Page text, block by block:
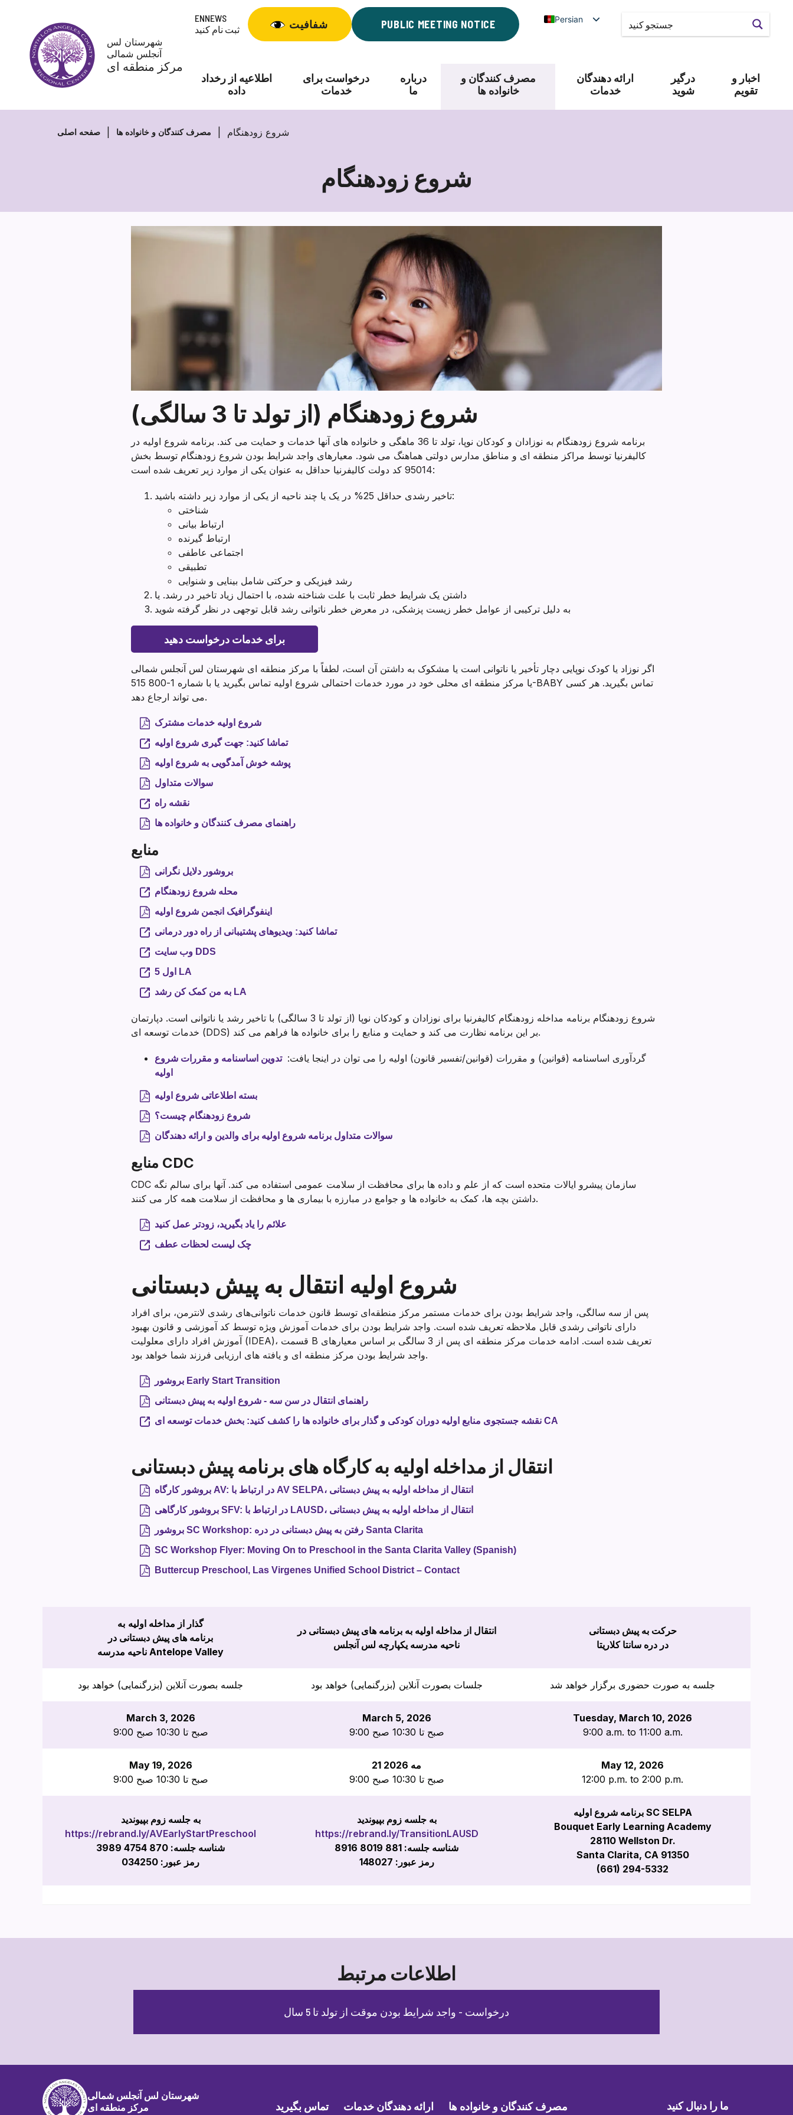
content
شهرستان لس
آنجلس شمالی
مرکز منطقه ای
ENNEWS
ثبت نام کنید
شفافیت PUBLIC MEETING NOTICE Persian
اطلاعیه از رخداد
داده
درخواست برای
خدمات
درباره
ما
مصرف کنندگان و
خانواده ها
ارائه دهندگان
خدمات
درگیر
شوید
اخبار و
تقویم
صفحه اصلی مصرف کنندگان و خانواده ها شروع زودهنگام
شروع زودهنگام
شروع
زودهنگام
شروع زودهنگام (از تولد تا 3 سالگی)
برنامه شروع زودهنگام به نوزادان و کودکان نوپا، تولد تا 36 ماهگی و خانواده های آنها خدمات و حمایت می کند. برنامه شروع اولیه در
کالیفرنیا توسط مراکز منطقه ای و مناطق مدارس دولتی هماهنگ می شود. معیارهای واجد شرایط بودن شروع زودهنگام توسط بخش
95014 کد دولت کالیفرنیا حداقل به عنوان یکی از موارد زیر تعریف شده است:
تاخیر رشدی حداقل 25% در یک یا چند ناحیه از یکی از موارد زیر داشته باشید:
شناختی
ارتباط بیانی
ارتباط گیرنده
اجتماعی عاطفی
تطبیقی
رشد فیزیکی و حرکتی شامل بینایی و شنوایی
داشتن یک شرایط خطر ثابت با علت شناخته شده، با احتمال زیاد تاخیر در رشد. یا
به دلیل ترکیبی از عوامل خطر زیست پزشکی، در معرض خطر ناتوانی رشد قابل توجهی در نظر گرفته شوید
برای خدمات درخواست دهید
اگر نوزاد یا کودک نوپایی دچار تأخیر یا ناتوانی است یا مشکوک به داشتن آن است، لطفاً با مرکز منطقه ای شهرستان لس آنجلس شمالی
یا مرکز منطقه ای محلی خود در مورد خدمات احتمالی شروع اولیه تماس بگیرید یا با شماره 1-800 515-BABY تماس بگیرید. هر کسی
می تواند ارجاع دهد.
شروع اولیه خدمات مشترک
تماشا کنید: جهت گیری شروع اولیه
پوشه خوش آمدگویی به شروع اولیه
سوالات متداول
نقشه راه
راهنمای مصرف کنندگان و خانواده ها
منابع
بروشور دلایل نگرانی
محله شروع زودهنگام
اینفوگرافیک انجمن شروع اولیه
تماشا کنید: ویدیوهای پشتیبانی از راه دور درمانی
وب سایت DDS
5 اول LA
به من کمک کن رشد LA
شروع زودهنگام برنامه مداخله زودهنگام کالیفرنیا برای نوزادان و کودکان نوپا (از تولد تا 3 سالگی) با تاخیر رشد یا ناتوانی است. دپارتمان
خدمات توسعه ای (DDS) بر این برنامه نظارت می کند و حمایت و منابع را برای خانواده ها فراهم می کند.
گردآوری اساسنامه (قوانین) و مقررات (قوانین/تفسیر قانون) اولیه را می توان در اینجا یافت: تدوین اساسنامه و مقررات شروع
اولیه
بسته اطلاعاتی شروع اولیه
شروع زودهنگام چیست؟
سوالات متداول برنامه شروع اولیه برای والدین و ارائه دهندگان
منابع CDC
CDC سازمان پیشرو ایالات متحده است که از علم و داده ها برای محافظت از سلامت عمومی استفاده می کند. آنها برای سالم نگه
داشتن بچه ها، کمک به خانواده ها و جوامع در مبارزه با بیماری ها و محافظت از سلامت همه کار می کنند.
علائم را یاد بگیرید، زودتر عمل کنید
چک لیست لحظات عطف
شروع اولیه انتقال به پیش دبستانی
پس از سه سالگی، واجد شرایط بودن برای خدمات مستمر مرکز منطقه‌ای توسط قانون خدمات ناتوانی‌های رشدی لانترمن، برای افراد
دارای ناتوانی رشدی قابل ملاحظه تعریف شده است. واجد شرایط بودن برای خدمات آموزش ویژه توسط کد آموزشی و قانون بهبود
آموزش افراد دارای معلولیت (IDEA)، قسمت B تعریف شده است. ادامه خدمات مرکز منطقه ای پس از 3 سالگی بر اساس معیارهای
واجد شرایط بودن مرکز منطقه ای و یافته های ارزیابی فرزند شما خواهد بود.
بروشور Early Start Transition
راهنمای انتقال در سن سه - شروع اولیه به پیش دبستانی
نقشه جستجوی منابع اولیه دوران کودکی و گذار برای خانواده ها را کشف کنید: بخش خدمات توسعه ای CA
انتقال از مداخله اولیه به کارگاه های برنامه پیش دبستانی
بروشور کارگاه AV: در ارتباط با AV SELPA، انتقال از مداخله اولیه به پیش دبستانی
بروشور کارگاهی SFV: در ارتباط با LAUSD، انتقال از مداخله اولیه به پیش دبستانی
بروشور SC Workshop: رفتن به پیش دبستانی در دره Santa Clarita
SC Workshop Flyer: Moving On to Preschool in the Santa Clarita Valley (Spanish)
Buttercup Preschool, Las Virgenes Unified School District – Contact
گذار از مداخله اولیه به
برنامه های پیش دبستانی در
ناحیه مدرسه Antelope Valley
انتقال از مداخله اولیه به برنامه های پیش دبستانی در
ناحیه مدرسه یکپارچه لس آنجلس
حرکت به پیش دبستانی
در دره سانتا کلاریتا
جلسه بصورت آنلاین (بزرگنمایی) خواهد بود جلسات بصورت آنلاین (بزرگنمایی) خواهد بود جلسه به صورت حضوری برگزار خواهد شد
March 3, 2026
9:00 صبح تا 10:30 صبح
March 5, 2026
9:00 صبح تا 10:30 صبح
Tuesday, March 10, 2026
9:00 a.m. to 11:00 a.m.
May 19, 2026
9:00 صبح تا 10:30 صبح
21 مه 2026
9:00 صبح تا 10:30 صبح
May 12, 2026
12:00 p.m. to 2:00 p.m.
به جلسه زوم بپیوندید
https://rebrand.ly/AVEarlyStartPreschool
شناسه جلسه: 870 4754 3989
رمز عبور: 034250
به جلسه زوم بپیوندید
https://rebrand.ly/TransitionLAUSD
شناسه جلسه: 881 8019 8916
رمز عبور: 148027
برنامه شروع اولیه SC SELPA
Bouquet Early Learning Academy
28110 Wellston Dr.
Santa Clarita, CA 91350
(661) 294-5332
اطلاعات مرتبط
درخواست - واجد شرایط بودن موقت از تولد تا 5 سال
شهرستان لس آنجلس شمالی
مرکز منطقه ای
تماس بگیرید ارائه دهندگان خدمات
مصرف کنندگان و خانواده ها
ما را دنبال کنید